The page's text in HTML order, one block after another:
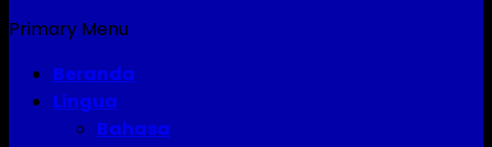
Primary Menu
Beranda
Lingua
Bahasa